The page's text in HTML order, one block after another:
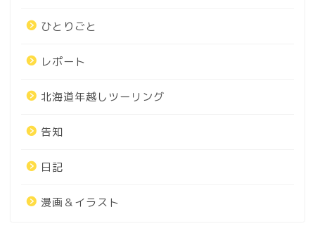
ひとりごと
レポート
北海道年越しツーリング
告知
日記
漫画＆イラスト